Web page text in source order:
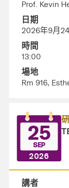
Prof. Kevin
日期
2026年9月
時間
13:00
場地
Rm 916,
25
SEP
2026
講者